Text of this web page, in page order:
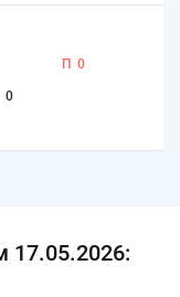
П 0
0
17.05.2026: